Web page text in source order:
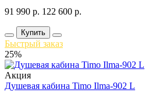
91 990 р. 122 600 р.
Купить
Быстрый заказ
25%
Акция
Душевая кабина Timo Ilma-902 L